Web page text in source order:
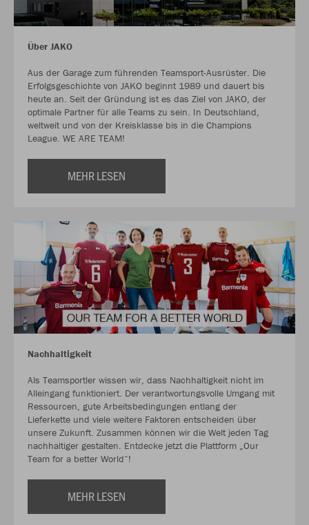
Über JAKO
Aus der Garage zum führenden Teamsport-Ausrüster. Die
Erfolgsgeschichte von JAKO beginnt 1989 und dauert bis
heute an. Seit der Gründung ist es das Ziel von JAKO, der
optimale Partner für alle Teams zu sein. In Deutschland,
weltweit und von der Kreisklasse bis in die Champions
League. WE ARE TEAM!
MEHR LESEN
Nachhaltigkeit
Als Teamsportler wissen wir, dass Nachhaltigkeit nicht im
Alleingang funktioniert. Der verantwortungsvolle Umgang mit
Ressourcen, gute Arbeitsbedingungen entlang der
Lieferkette und viele weitere Faktoren entscheiden über
unsere Zukunft. Zusammen können wir die Welt jeden Tag
nachhaltiger gestalten. Entdecke jetzt die Plattform „Our
Team for a better World“!
MEHR LESEN